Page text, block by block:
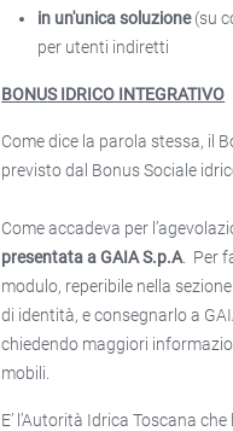
in un'unica soluzione(su
per utenti indiretti
BONUS IDRICO INTEGRATIVO
Come dice la parola stessa, il
previsto dal Bonus Sociale
Come accadeva per
presentata a GAIA S.p.A . Per
modulo, reperibile nella sezione
di identità, e consegnarlo a
chiedendo maggiori
mobili.
E’ l’Autorità Idrica Toscana